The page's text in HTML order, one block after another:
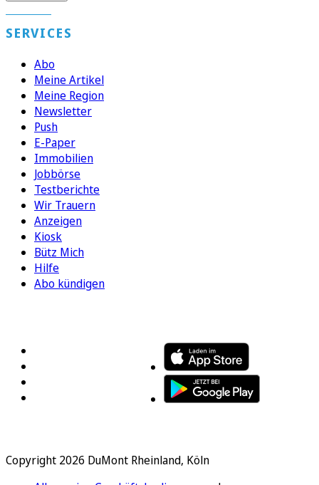
SERVICES
Abo
Meine Artikel
Meine Region
Newsletter
Push
E-Paper
Immobilien
Jobbörse
Testberichte
Wir Trauern
Anzeigen
Kiosk
Bütz Mich
Hilfe
Abo kündigen
Copyright 2026 DuMont Rheinland, Köln